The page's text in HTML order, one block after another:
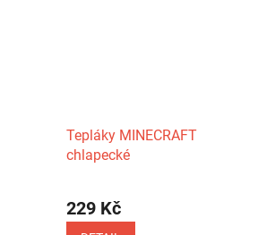
Tepláky MINECRAFT
chlapecké
hodnocení
produktu
229 Kč